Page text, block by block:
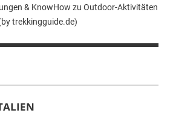
& KnowHow zu Outdoor-Aktivitäten
trekkingguide.de)